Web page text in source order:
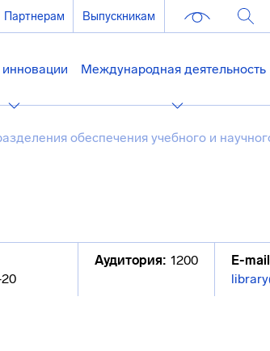
Партнерам Выпускникам
Международная деятельность
обеспечения учебного и
Аудитория: 1200
E-